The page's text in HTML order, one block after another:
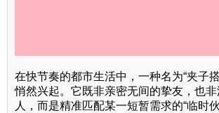
在快节奏的都市生活中，一种名为“夹子
悄然兴起。它既非亲密无间的挚友，也
人，而是精准匹配某一短暂需求的“临